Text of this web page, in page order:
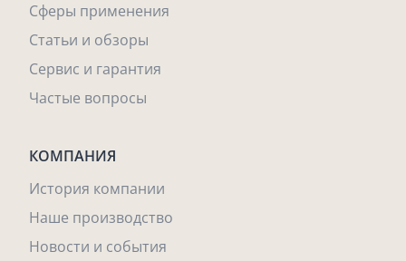
Сферы применения
Статьи и обзоры
Сервис и гарантия
Частые вопросы
КОМПАНИЯ
История компании
Наше производство
Новости и события